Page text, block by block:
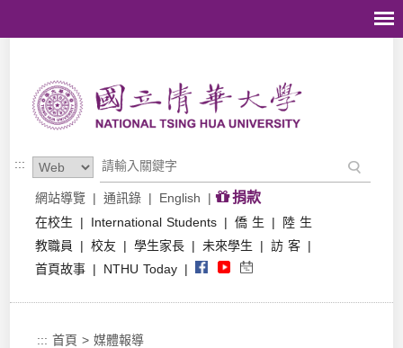
:::
網站導覽 | 通訊錄 | English | 捐款
在校生 | International Students | 僑 生 |
陸 生
教職員
| 校友 | 學生家長 | 未來學生 | 訪 客 |
首頁故事 | NTHU Today |
::: 首頁 >媒體報導